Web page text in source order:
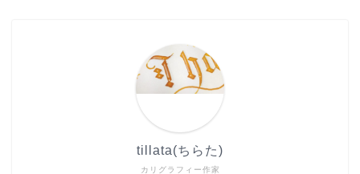
カリグラフィー作家
tillata(ちらた)